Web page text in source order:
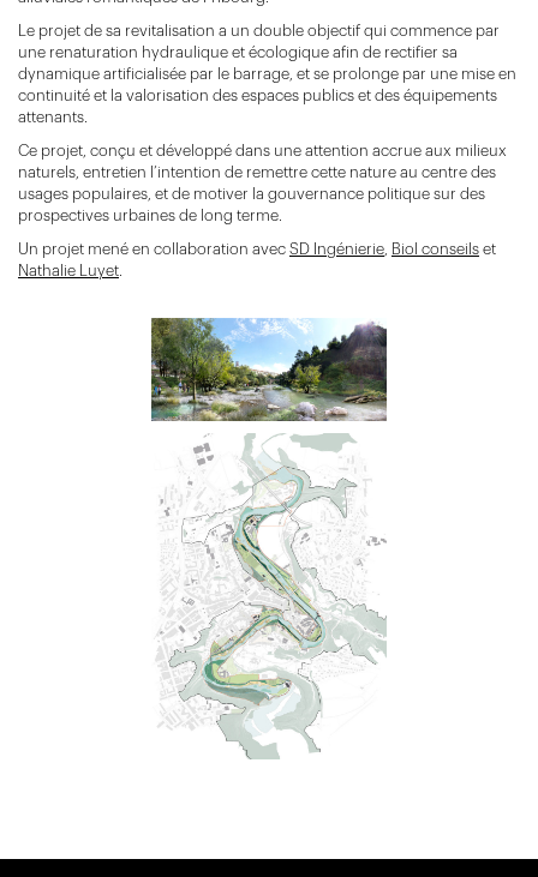
Le projet de sa revitalisation a un double objectif qui commence par
une renaturation hydraulique et écologique afin de rectifier sa
dynamique artificialisée par le barrage, et se prolonge par une mise en
continuité et la valorisation des espaces publics et des équipements
attenants.
Ce projet, conçu et développé dans une attention accrue aux milieux
naturels, entretien l’intention de remettre cette nature au centre des
usages populaires, et de motiver la gouvernance politique sur des
prospectives urbaines de long terme.
Un projet mené en collaboration avec SD Ingénierie Biol conseils et
Nathalie Luyet